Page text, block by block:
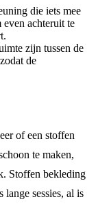
die iets mee
achteruit te
zijn tussen de
de
of een stoffen
te maken,
Stoffen bekleding
lange sessies, al is